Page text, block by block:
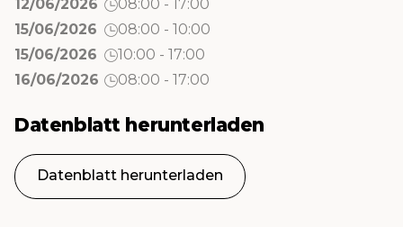
12/06/2026
08:00 - 17:00
15/06/2026
08:00 - 10:00
15/06/2026
10:00 - 17:00
16/06/2026
08:00 - 17:00
Datenblatt herunterladen
Datenblatt herunterladen